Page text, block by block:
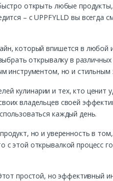
открыть любые
– с UPPFYLLD вы всегда
который впишется в любой
открывалку в
инструментом, но и стильным
кулинарии и тех, кто ценит
владельцев своей
каждый день.
но и уверенность в
этой открывалкой процесс
простой, но эффективный